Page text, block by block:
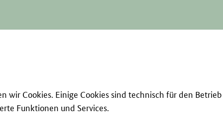
wir Cookies. Einige Cookies sind technisch für den
Funktionen und Services.